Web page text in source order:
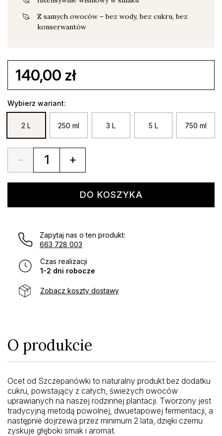
Z samych owoców – bez wody, bez cukru, bez
konserwantów
140,00 zł
Wybierz wariant:
2 L 250 ml 3 L 5 L 750 ml
- +
DO KOSZYKA
Zapytaj nas o ten produkt:
663 728 003
Czas realizacji
1-2 dni robocze
Zobacz koszty dostawy
O produkcie
Ocet od Szczepanówki to naturalny produkt bez dodatku
cukru, powstający z całych, świeżych owoców
uprawianych na naszej rodzinnej plantacji. Tworzony jest
tradycyjną metodą powolnej, dwuetapowej fermentacji, a
następnie dojrzewa przez minimum 2 lata, dzięki czemu
zyskuje głęboki smak i aromat.